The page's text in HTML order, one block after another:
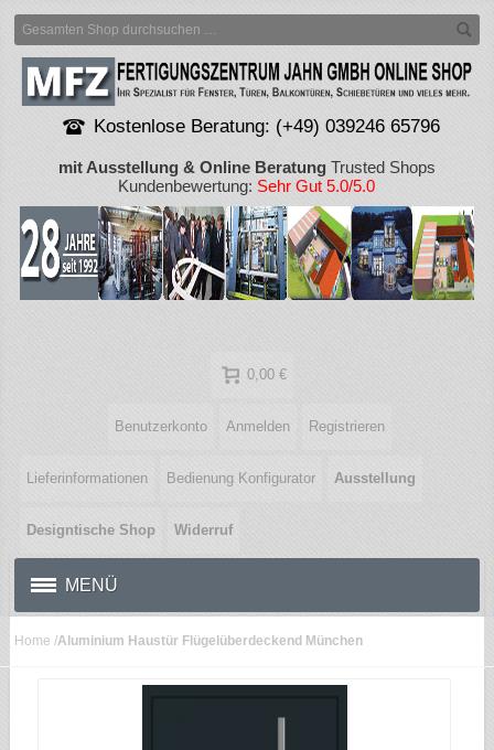
Kostenlose Beratung: (+49) 039246 65796
mit Ausstellung & Online BeratungTrusted Shops
Kundenbewertung:Sehr Gut 5.0/5.0
0,00 €
Benutzerkonto Anmelden Registrieren
Lieferinformationen Bedienung Konfigurator Ausstellung
Designtische Shop Widerruf
MENÜ
Home /Aluminium Haustür Flügelüberdeckend München